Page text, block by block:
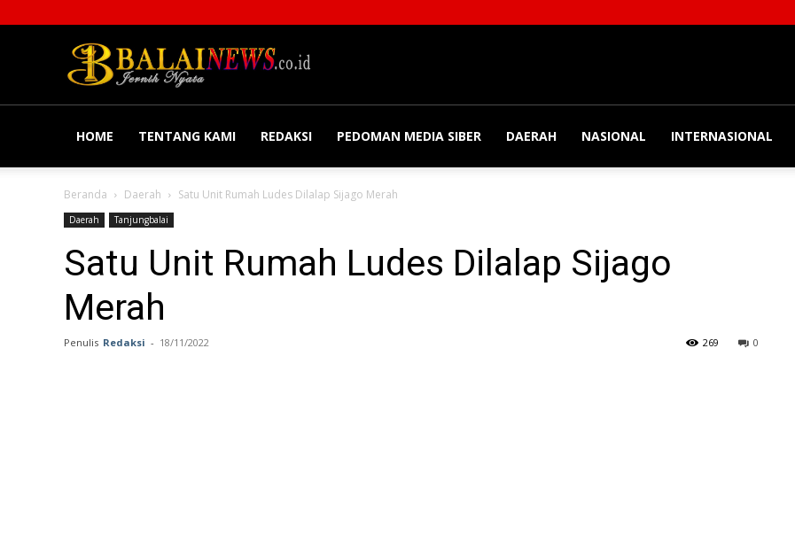
HOME TENTANG KAMI REDAKSI PEDOMAN MEDIA SIBER DAERAH NASIONAL INTERNASIONAL
Beranda Daerah Satu Unit Rumah Ludes Dilalap Sijago Merah
Daerah Tanjungbalai
Satu Unit Rumah Ludes Dilalap Sijago
Merah
Penulis Redaksi - 18/11/2022 0
269